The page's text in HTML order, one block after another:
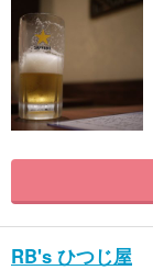
RB's ひつじ屋